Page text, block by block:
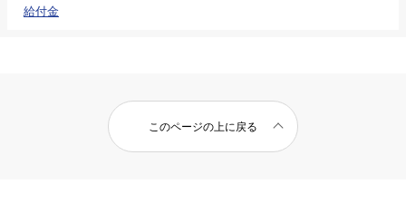
給付金
このページの上に戻る